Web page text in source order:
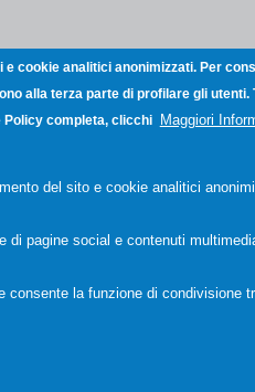
cookie analitici anonimizzati. Per
alla terza parte di profilare gli
Policy completa, clicchi
Maggiori
del sito e cookie analitici
di pagine social e contenuti
consente la funzione di condivisione